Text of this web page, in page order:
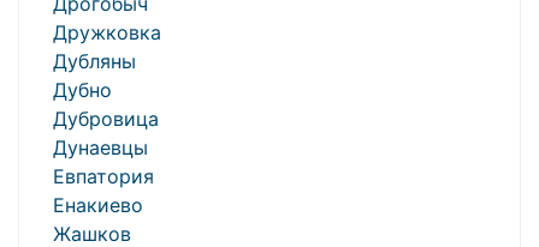
Дружковка
Дубляны
Дубно
Дубровица
Дунаевцы
Евпатория
Енакиево
Жашков